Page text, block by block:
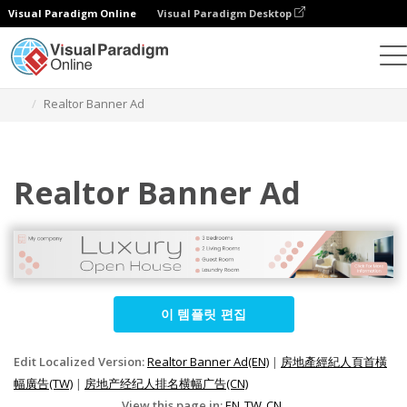
Visual Paradigm Online Visual Paradigm Desktop
Realtor Banner Ad
Realtor Banner Ad
이 템플릿 편집
Edit Localized Version:Realtor Banner Ad(EN) | 房地產經紀人頁首橫
幅廣告(TW) | 房地产经纪人排名横幅广告(CN)